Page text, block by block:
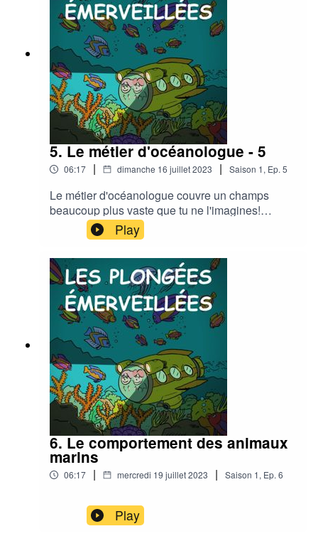
5. Le métier d'océanologue - 5
06:17 | dimanche 16 juillet 2023 | Saison 1, Ep. 5
Le métier d'océanologue couvre un champs
beaucoup plus vaste que tu ne l'imagines!
François Sarano va t'en parler avec toute la
passion qu'on lui connaît.Peut-être cela te
donnera t-il envie de devenir océanologue à ton
tour... ?!
Play
6. Le comportement des animaux
marins
06:17 | mercredi 19 juillet 2023 | Saison 1, Ep. 6
Play